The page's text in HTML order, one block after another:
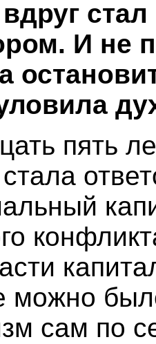
И не
пять
можно
сам по